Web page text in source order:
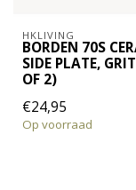
HKLIVING
BORDEN 70S
SIDE PLATE,
OF 2)
€24,95
Op voorraad